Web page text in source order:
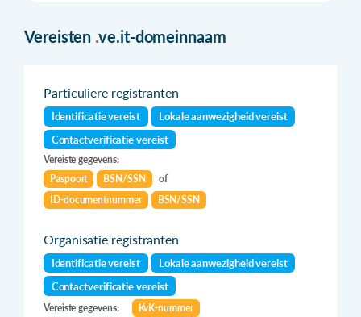
Vereisten .ve.it-domeinnaam
Particuliere registranten
Identificatie vereist
Lokale aanwezigheid vereist
Contactverificatie vereist
Vereiste gegevens:
Paspoort
BSN/SSN
of
ID-documentnummer
BSN/SSN
Organisatie registranten
Identificatie vereist
Lokale aanwezigheid vereist
Contactverificatie vereist
Vereiste gegevens: KvK-nummer